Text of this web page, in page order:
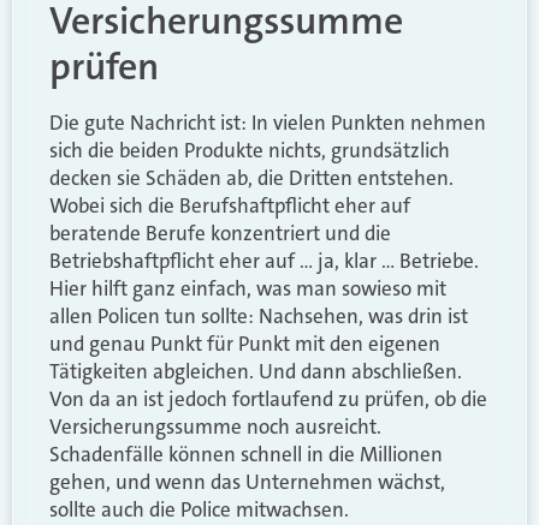
Versicherungssumme
prüfen
Die gute Nachricht ist: In vielen Punkten nehmen
sich die beiden Produkte nichts, grundsätzlich
decken sie Schäden ab, die Dritten entstehen.
Wobei sich die Berufshaftpflicht eher auf
beratende Berufe konzentriert und die
Betriebshaftpflicht eher auf … ja, klar … Betriebe.
Hier hilft ganz einfach, was man sowieso mit
allen Policen tun sollte: Nachsehen, was drin ist
und genau Punkt für Punkt mit den eigenen
Tätigkeiten abgleichen. Und dann abschließen.
Von da an ist jedoch fortlaufend zu prüfen, ob die
Versicherungssumme noch ausreicht.
Schadenfälle können schnell in die Millionen
gehen, und wenn das Unternehmen wächst,
sollte auch die Police mitwachsen.